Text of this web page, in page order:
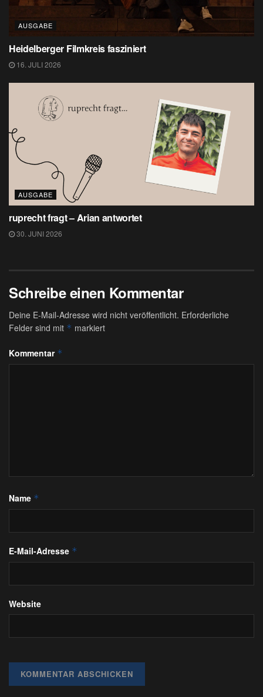
AUSGABE
Heidelberger Filmkreis fasziniert
16. JULI 2026
AUSGABE
ruprecht fragt – Arian antwortet
30. JUNI 2026
Schreibe einen Kommentar
Deine E-Mail-Adresse wird nicht veröffentlicht. Erforderliche
Felder sind mit * markiert
Kommentar *
Name *
E-Mail-Adresse *
Website